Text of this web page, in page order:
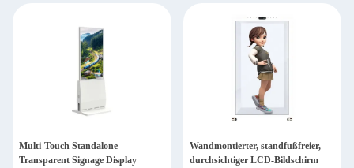
Multi-Touch Standalone
Transparent Signage Display
Wandmontierter, standfußfreier,
durchsichtiger LCD-Bildschirm